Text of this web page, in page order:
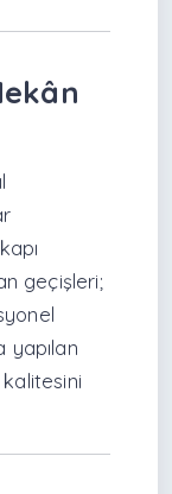
geçişleri;
yapılan